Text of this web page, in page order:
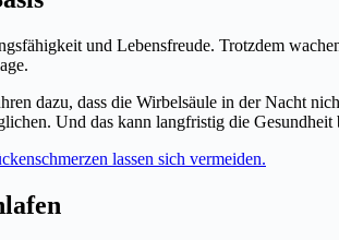
und Lebensfreude. Trotzdem
dazu, dass die Wirbelsäule in der Nacht
Und das kann langfristig die Gesundheit